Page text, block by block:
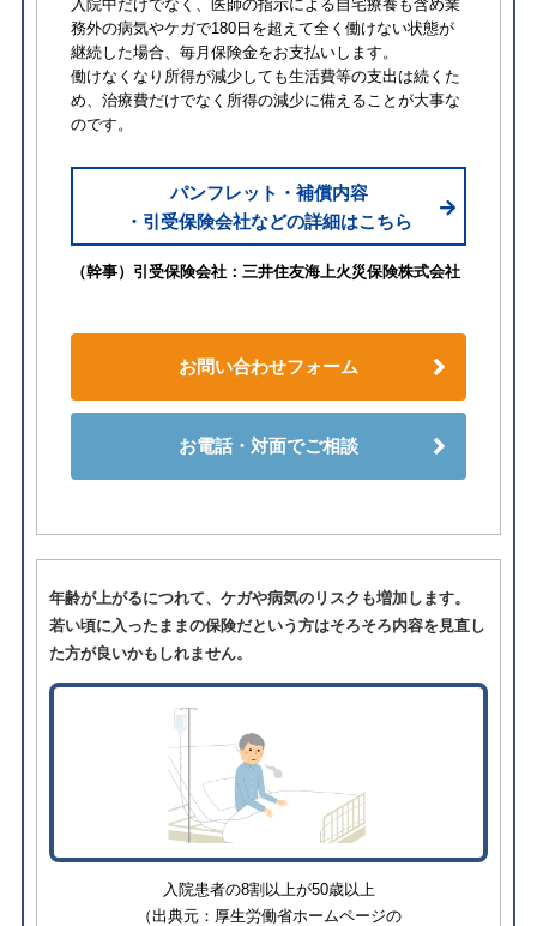
入院中だけでなく、医師の指示による自宅療養も含め業
務外の病気やケガで180日を超えて全く働けない状態が
継続した場合、毎月保険金をお支払いします。
働けなくなり所得が減少しても生活費等の支出は続くた
め、治療費だけでなく所得の減少に備えることが大事な
のです。
パンフレット・補償内容
・引受保険会社などの詳細はこちら
（幹事）引受保険会社：三井住友海上火災保険株式会社
お問い合わせフォーム
お電話・対面でご相談
年齢が上がるにつれて、ケガや病気のリスクも増加します。
若い頃に入ったままの保険だという方はそろそろ内容を見直し
た方が良いかもしれません。
⼊院患者の8割以上が50歳以上
（出典元：厚生労働省ホームページの